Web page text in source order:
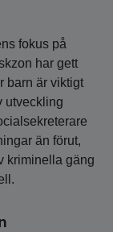
fokus på
har gett
barn är viktigt
utveckling
än förut,
kriminella gäng